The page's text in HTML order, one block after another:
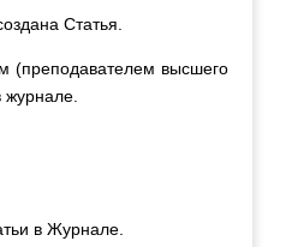
Статья.
(преподавателем высшего
в Журнале.